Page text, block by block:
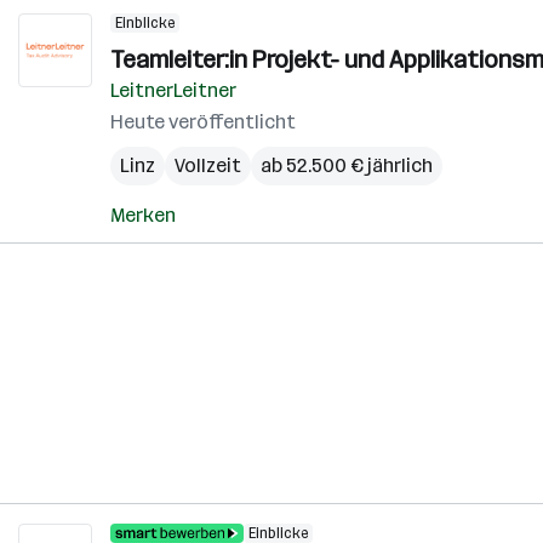
Einblicke
Teamleiter:in Projekt- und
LeitnerLeitner
Heute veröffentlicht
Linz
Vollzeit ab 52.500 € jährlich
Merken
Einblicke